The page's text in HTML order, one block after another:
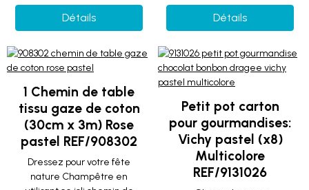
Détails Détails
1 Chemin de table
tissu gaze de coton
(30cm x 3m) Rose
pastel REF/908302
Dressez pour votre fête
nature Champêtre en
Petit pot carton
pour gourmandises:
Vichy pastel (x8)
Multicolore
REF/9131026